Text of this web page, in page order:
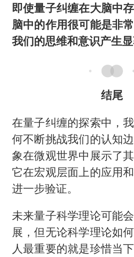
即使量子纠缠在大脑中
脑中的作用很可能是非
我们的思维和意识产生显
结尾
在量子纠缠的探索中，
何不断挑战我们的认知
象在微观世界中展示了
它在宏观层面上的应用
进一步验证。
未来量子科学理论可能
展，但无论科学理论如
人最重要的就是珍惜当